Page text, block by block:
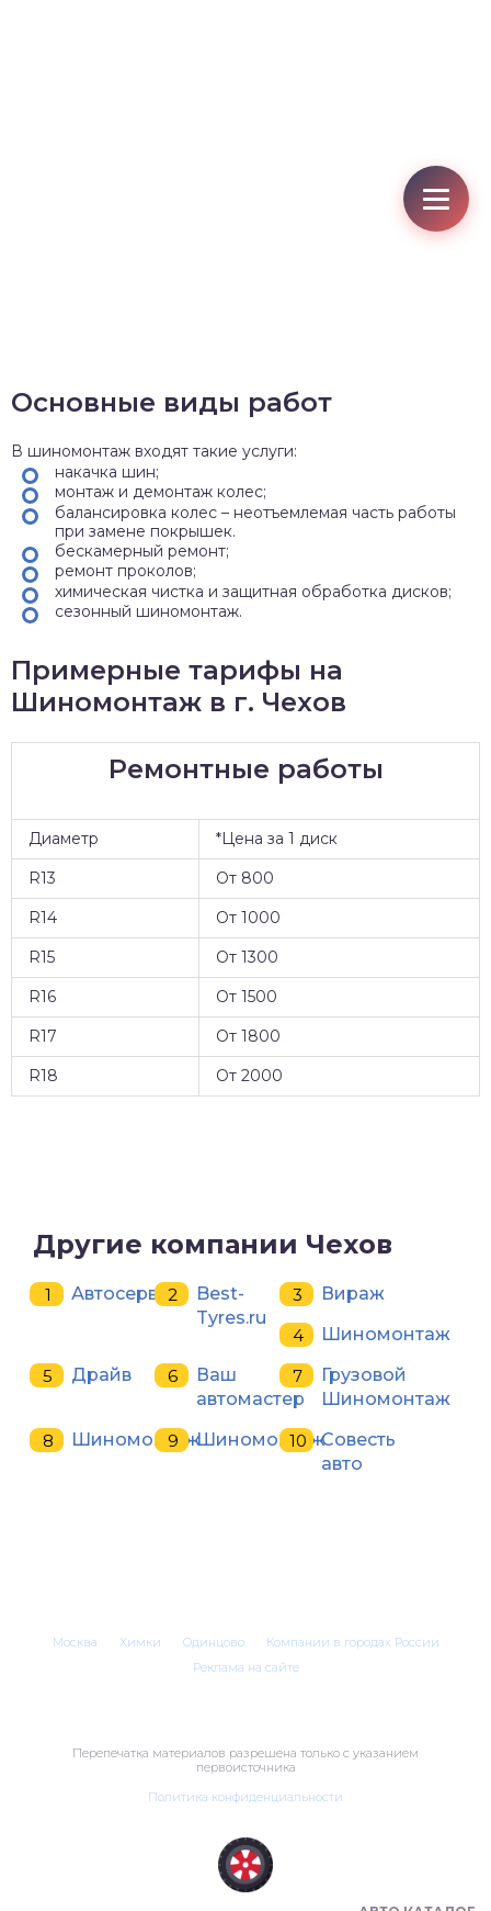
Основные виды работ
В шиномонтаж входят такие услуги:
накачка шин;
монтаж и демонтаж колес;
балансировка колес – неотъемлемая часть работы
при замене покрышек.
бескамерный ремонт;
ремонт проколов;
химическая чистка и защитная обработка дисков;
сезонный шиномонтаж.
Примерные тарифы на
Шиномонтаж в г. Чехов
Ремонтные работы
Диаметр
*Цена за 1 диск
R13
От 800
R14
От 1000
R15
От 1300
R16
От 1500
R17
От 1800
R18
От 2000
Другие компании Чехов
Автосервис
Best-
Tyres.ru
Вираж
Шиномонтаж
Драйв
Ваш
автомастер
Грузовой
Шиномонтаж
ШиномонтажШиномонтажСовесть
авто
Москва Химки Одинцово
Компании в городах России
Реклама на сайте
Перепечатка материалов разрешена только с указанием
первоисточника
Политика конфиденциальности